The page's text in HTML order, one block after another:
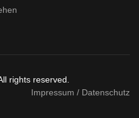
rights reserved.
Impressum / Datenschutz